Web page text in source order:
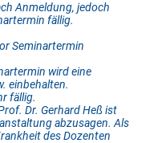
Anmeldung, jedoch
fällig.
Seminartermin
wird eine
einbehalten.
fällig.
Dr. Gerhard Heß ist
abzusagen. Als
des Dozenten